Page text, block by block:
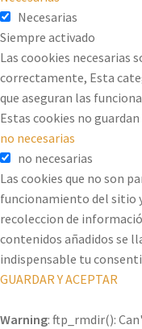
Necesarias
Siempre activado
Las coookies necesarias
correctamente, Esta
que aseguran las
Estas cookies no
no necesarias
no necesarias
Las cookies que no son
funcionamiento del sitio
recoleccion de
contenidos añadidos se
indispensable tu
GUARDAR Y ACEPTAR
Warning: ftp_rmdir():